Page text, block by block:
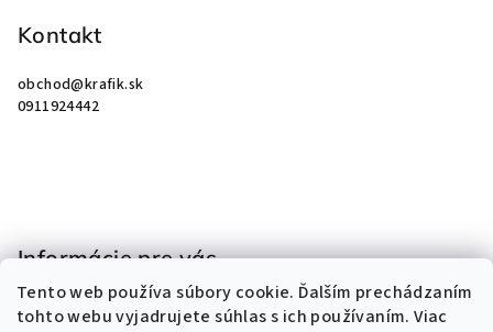
Tento web používa súbory cookie. Ďalším prechádzaním
tohto webu vyjadrujete súhlas s ich používaním. Viac
Kontakt
obchod@krafik.sk
0911924442
Informácie pre vás
Obchodné podmienky